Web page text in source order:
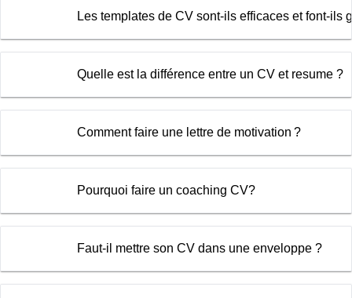
Les templates de CV sont-ils efficaces et font-ils
Quelle est la différence entre un CV et resume ?
Comment faire une lettre de motivation ?
Pourquoi faire un coaching CV?
Faut-il mettre son CV dans une enveloppe ?